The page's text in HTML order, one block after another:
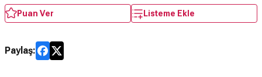
Puan Ver Listeme Ekle
Paylaş: